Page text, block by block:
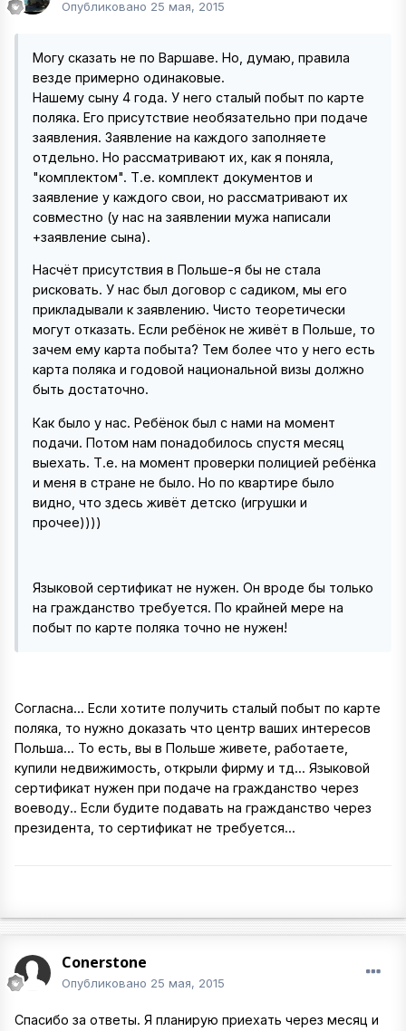
Опубликовано 25 мая, 2015
Могу сказать не по Варшаве. Но, думаю, правила
везде примерно одинаковые.
Нашему сыну 4 года. У него сталый побыт по карте
поляка. Его присутствие необязательно при подаче
заявления. Заявление на каждого заполняете
отдельно. Но рассматривают их, как я поняла,
"комплектом". Т.е. комплект документов и
заявление у каждого свои, но рассматривают их
совместно (у нас на заявлении мужа написали
+заявление сына).
Насчёт присутствия в Польше-я бы не стала
рисковать. У нас был договор с садиком, мы его
прикладывали к заявлению. Чисто теоретически
могут отказать. Если ребёнок не живёт в Польше, то
зачем ему карта побыта? Тем более что у него есть
карта поляка и годовой национальной визы должно
быть достаточно.
Как было у нас. Ребёнок был с нами на момент
подачи. Потом нам понадобилось спустя месяц
выехать. Т.е. на момент проверки полицией ребёнка
и меня в стране не было. Но по квартире было
видно, что здесь живёт детско (игрушки и
прочее))))
Языковой сертификат не нужен. Он вроде бы только
на гражданство требуется. По крайней мере на
побыт по карте поляка точно не нужен!
Согласна... Если хотите получить сталый побыт по карте
поляка, то нужно доказать что центр ваших интересов
Польша... То есть, вы в Польше живете, работаете,
купили недвижимость, открыли фирму и тд... Языковой
сертификат нужен при подаче на гражданство через
воеводу.. Если будите подавать на гражданство через
президента, то сертификат не требуется...
Conerstone
Опубликовано 25 мая, 2015
Спасибо за ответы. Я планирую приехать через месяц и